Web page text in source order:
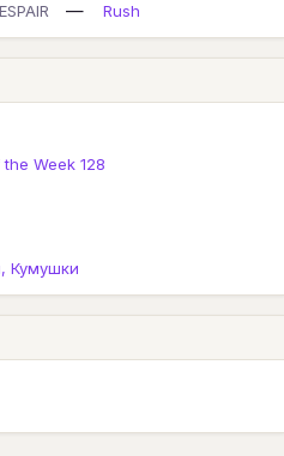
— Rush
Week 128
Кумушки